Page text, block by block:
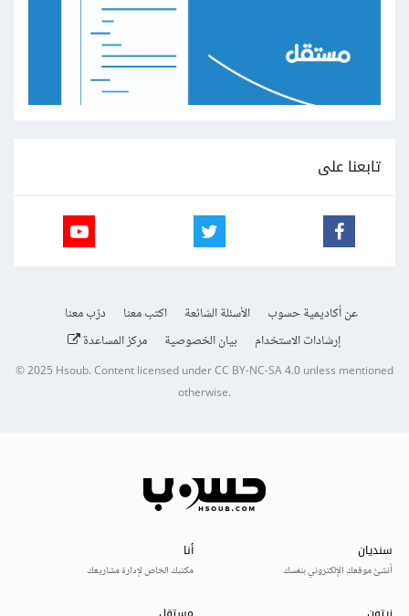
تابعنا على
عن أكاديمية حسوب الأسئلة الشائعة اكتب معنا
درّب معنا
إرشادات الاستخدام
بيان الخصوصية مركز المساعدة
© 2025Hsoub.Content licensed underCC BY-NC-SA 4.0unless mentioned
otherwise.